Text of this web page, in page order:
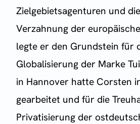
Zielgebietsagenturen und
Verzahnung der
legte er den Grundstein für
Globalisierung der Marke
in Hannover hatte Corsten
gearbeitet und für die
Privatisierung der